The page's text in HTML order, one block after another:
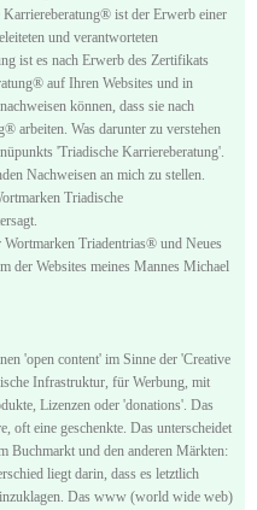
ist der Erwerb einer
und verantworteten
ist es nach Erwerb des Zertifikats
auf Ihren Websites und in
können, dass sie nach
arbeiten. Was darunter zu verstehen
'Triadische Karriereberatung'.
Nachweisen an mich zu stellen.
Triadische
Triadentrias® und Neues
der Websites meines Mannes Michael
'open content' im Sinne der 'Creative
Infrastruktur, für Werbung, mit
Lizenzen oder 'donations'. Das
oft eine geschenkte. Das unterscheidet
Buchmarkt und den anderen Märkten:
liegt darin, dass es letztlich
Das www (world wide web)